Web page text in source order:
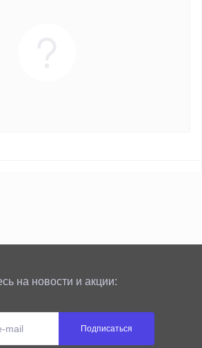
на новости и акции:
Подписаться